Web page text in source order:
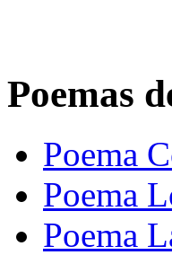
Poemas
Poema
Poema
Poema